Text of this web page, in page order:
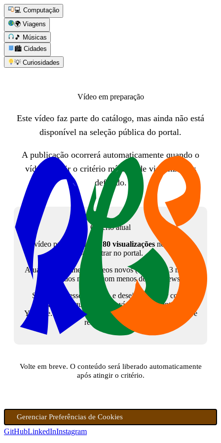
💻 Computação
🌍 Viagens
🎵 Músicas
🏙️ Cidades
💡 Curiosidades
Vídeo em preparação
Este vídeo faz parte do catálogo, mas ainda não está
disponível na seleção pública do portal.
A publicação ocorrerá automaticamente quando o
vídeo atingir o critério mínimo de visualizações
definido.
Critério atual
O vídeo precisa atingir
180 visualizações no YouTube
para entrar no portal.
Atualmente, somente vídeos novos (menos de 3 meses)
são listados mesmo com menos de 180 views.
Se tem interesse no tema, e deseja colaborar com o
canal, peço que assista ao vídeo diretamente no
Youtube. Isso sinalizará para a plataforma que o vídeo é
relevante. Grato!
Volte em breve. O conteúdo será liberado automaticamente
após atingir o critério.
Gerenciar Preferências de Cookies
GitHubLinkedInInstagram